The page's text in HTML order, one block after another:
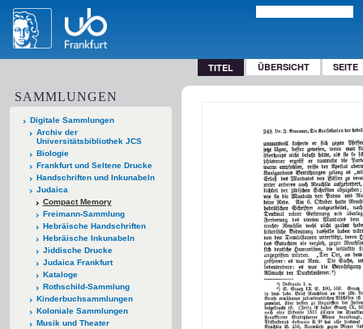
TITEL ÜBERSICHT SEITE
SAMMLUNGEN
Digitale Sammlungen
Archiv der
Universitätsbibliothek JCS
Biologie
Frankfurt und Seltene Drucke
Handschriften und Inkunabeln
Judaica
Compact Memory
Freimann-Sammlung
Hebräische Handschriften
Hebräische Inkunabeln
Jiddische Drucke
Judaica Frankfurt
Kataloge
Rothschild-Sammlung
Kinderbuchsammlungen
Koloniale Sammlungen
Musik und Theater